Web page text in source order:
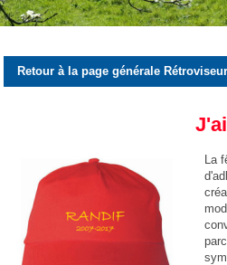
Retour à la page générale Rétroviseur
La